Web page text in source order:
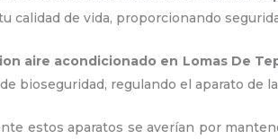
calidad de vida, proporcionando
aire acondicionado en Lomas De
bioseguridad, regulando el aparato de
estos aparatos se averían por